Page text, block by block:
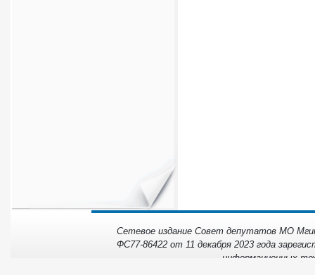
Сетевое издание Совет депутатов МО
ФС77-86422 от 11 декабря 2023 года
информационных